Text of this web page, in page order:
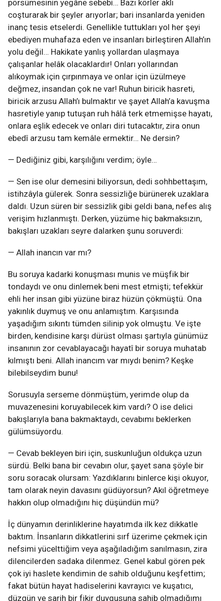
pörsümesinin yegâne sebebi… Bazı körler aklı
coşturarak bir şeyler arıyorlar; bari insanlarda yeniden
inanç tesis etselerdi. Genellikle tuttukları yol her şeyi
ebediyen muhafaza eden ve insanları birleştiren Allah’ın
yolu değil… Hakikate yanlış yollardan ulaşmaya
çalışanlar helâk olacaklardır! Onları yollarından
alıkoymak için çırpınmaya ve onlar için üzülmeye
değmez, insandan çok ne var! Ruhun biricik hasreti,
biricik arzusu Allah’ı bulmaktır ve şayet Allah’a kavuşma
hasretiyle yanıp tutuşan ruh hâlâ terk etmemişse hayatı,
onlara eşlik edecek ve onları diri tutacaktır, zira onun
ebedî arzusu tam kemâle ermektir… Ne dersin?
— Dediğiniz gibi, karşılığını verdim; öyle…
— Sen ise olur demesini biliyorsun, dedi sohhbettaşım,
istihzâyla gülerek. Sonra sessizliğe bürünerek uzaklara
daldı. Uzun süren bir sessizlik gibi geldi bana, nefes alış
verişim hızlanmıştı. Derken, yüzüme hiç bakmaksızın,
bakışları uzakları seyre dalarken şunu soruverdi:
— Allah inancın var mı?
Bu soruya kadarki konuşması munis ve müşfik bir
tondaydı ve onu dinlemek beni mest etmişti; tefekkür
ehli her insan gibi yüzüne biraz hüzün çökmüştü. Ona
yakınlık duymuş ve onu anlamıştım. Karşısında
yaşadığım sıkıntı tümden silinip yok olmuştu. Ve işte
birden, kendisine karşı dürüst olması şartıyla günümüz
insanının zor cevablayacağı hayatî bir soruya muhatab
kılmıştı beni. Allah inancım var mıydı benim? Keşke
bilebilseydim bunu!
Sorusuyla serseme dönmüştüm, yerimde olup da
muvazenesini koruyabilecek kim vardı? O ise delici
bakışlarıyla bana bakmaktaydı, cevabımı beklerken
gülümsüyordu.
— Cevab bekleyen biri için, suskunluğun oldukça uzun
sürdü. Belki bana bir cevabın olur, şayet sana şöyle bir
soru soracak olursam: Yazdıklarını binlerce kişi okuyor,
tam olarak neyin davasını güdüyorsun? Akıl öğretmeye
hakkın olup olmadığını hiç düşündün mü?
İç dünyamın derinliklerine hayatımda ilk kez dikkatle
baktım. İnsanların dikkatlerini sırf üzerime çekmek için
nefsimi yücelttiğim veya aşağıladığım sanılmasın, zira
dilencilerden sadaka dilenmez. Genel kabul gören pek
çok iyi haslete kendimin de sahib olduğunu keşfettim;
fakat bütün hayat hadiselerini kavrayıcı ve kuşatıcı,
düzgün ve sarih bir fikir duygusuna sahib olmadığımı